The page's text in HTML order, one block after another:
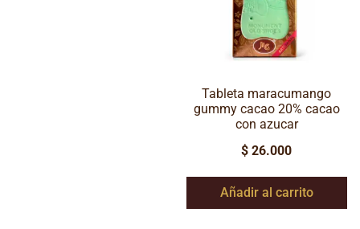
Tableta maracumango
gummy cacao 20% cacao
con azucar
$ 26.000
Añadir al carrito